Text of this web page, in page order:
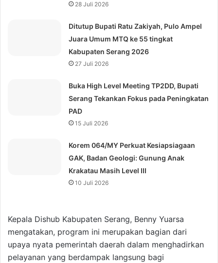
28 Juli 2026
Ditutup Bupati Ratu Zakiyah, Pulo Ampel
Juara Umum MTQ ke 55 tingkat
Kabupaten Serang 2026
27 Juli 2026
Buka High Level Meeting TP2DD, Bupati
Serang Tekankan Fokus pada Peningkatan
PAD
15 Juli 2026
Korem 064/MY Perkuat Kesiapsiagaan
GAK, Badan Geologi: Gunung Anak
Krakatau Masih Level III
10 Juli 2026
Kepala Dishub Kabupaten Serang, Benny Yuarsa
mengatakan, program ini merupakan bagian dari
upaya nyata pemerintah daerah dalam menghadirkan
pelayanan yang berdampak langsung bagi